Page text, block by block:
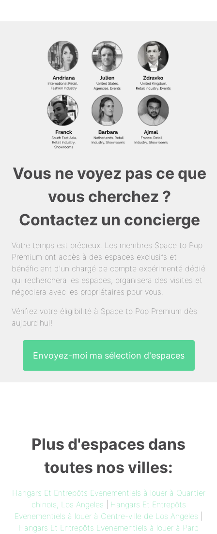
Vous ne voyez pas ce que
vous cherchez ?
Contactez un concierge
Votre temps est précieux. Les membres Space to Pop
Premium ont accès à des espaces exclusifs et
bénéficient d'un chargé de compte expérimenté dédié
qui recherchera les espaces, organisera des visites et
négociera avec les propriétaires pour vous.
Vérifiez votre éligibilité à Space to Pop Premium dès
aujourd'hui!
Envoyez-moi ma sélection d'espaces
Plus d'espaces dans
toutes nos villes:
Hangars Et Entrepôts Evenementiels à louer à Quartier
chinois, Los Angeles
Hangars Et Entrepôts
Evenementiels à louer à Centre-ville de Los Angeles
Hangars Et Entrepôts Evenementiels à louer à Parc